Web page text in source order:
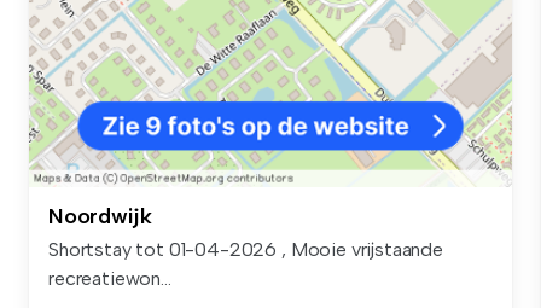
Noordwijk
Shortstay tot 01-04-2026 , Mooie vrijstaande
recreatiewon...